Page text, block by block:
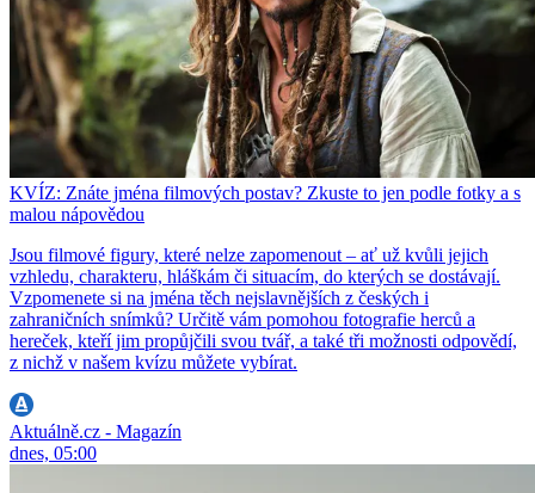
KVÍZ: Znáte jména filmových postav? Zkuste to jen podle fotky a s
malou nápovědou
Jsou filmové figury, které nelze zapomenout – ať už kvůli jejich
vzhledu, charakteru, hláškám či situacím, do kterých se dostávají.
Vzpomenete si na jména těch nejslavnějších z českých i
zahraničních snímků? Určitě vám pomohou fotografie herců a
hereček, kteří jim propůjčili svou tvář, a také tři možnosti odpovědí,
z nichž v našem kvízu můžete vybírat.
Aktuálně.cz - Magazín
dnes, 05:00